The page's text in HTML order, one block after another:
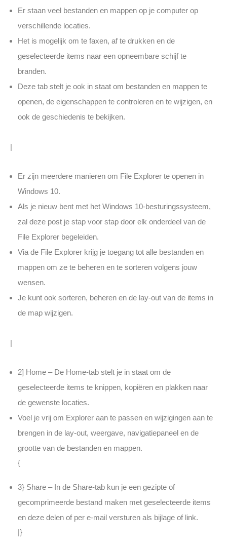
Er staan veel bestanden en mappen op je computer op
verschillende locaties.
Het is mogelijk om te faxen, af te drukken en de
geselecteerde items naar een opneembare schijf te
branden.
Deze tab stelt je ook in staat om bestanden en mappen te
openen, de eigenschappen te controleren en te wijzigen, en
ook de geschiedenis te bekijken.
|
Er zijn meerdere manieren om File Explorer te openen in
Windows 10.
Als je nieuw bent met het Windows 10-besturingssysteem,
zal deze post je stap voor stap door elk onderdeel van de
File Explorer begeleiden.
Via de File Explorer krijg je toegang tot alle bestanden en
mappen om ze te beheren en te sorteren volgens jouw
wensen.
Je kunt ook sorteren, beheren en de lay-out van de items in
de map wijzigen.
|
2] Home – De Home-tab stelt je in staat om de
geselecteerde items te knippen, kopiëren en plakken naar
de gewenste locaties.
Voel je vrij om Explorer aan te passen en wijzigingen aan te
brengen in de lay-out, weergave, navigatiepaneel en de
grootte van de bestanden en mappen.
{
3} Share – In de Share-tab kun je een gezipte of
gecomprimeerde bestand maken met geselecteerde items
en deze delen of per e-mail versturen als bijlage of link.
|}